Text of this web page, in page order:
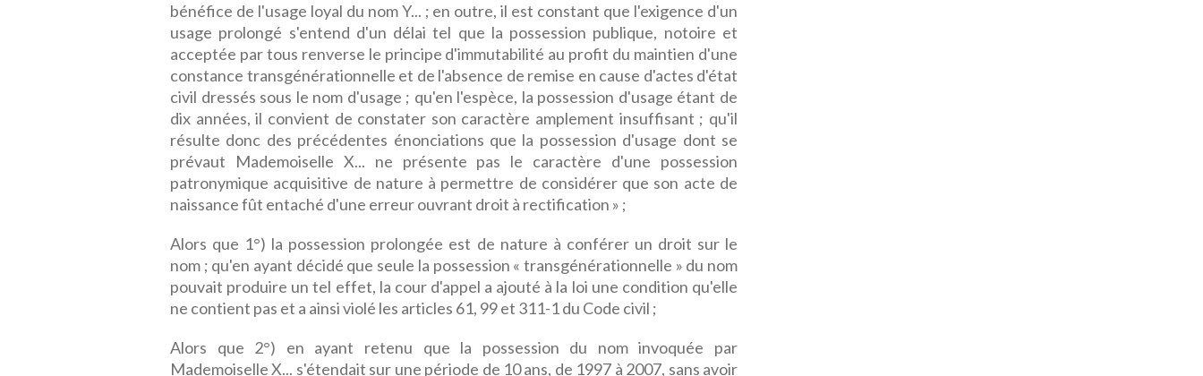
bénéfice de l'usage loyal du nom Y... ; en outre, il est constant que l'exigence d'un
usage prolongé s'entend d'un délai tel que la possession publique, notoire et
acceptée par tous renverse le principe d'immutabilité au profit du maintien d'une
constance transgénérationnelle et de l'absence de remise en cause d'actes d'état
civil dressés sous le nom d'usage ; qu'en l'espèce, la possession d'usage étant de
dix années, il convient de constater son caractère amplement insuffisant ; qu'il
résulte donc des précédentes énonciations que la possession d'usage dont se
prévaut Mademoiselle X... ne présente pas le caractère d'une possession
patronymique acquisitive de nature à permettre de considérer que son acte de
naissance fût entaché d'une erreur ouvrant droit à rectification » ;
Alors que 1°) la possession prolongée est de nature à conférer un droit sur le
nom ; qu'en ayant décidé que seule la possession « transgénérationnelle » du nom
pouvait produire un tel effet, la cour d'appel a ajouté à la loi une condition qu'elle
ne contient pas et a ainsi violé les articles 61, 99 et 311-1 du Code civil ;
Alors que 2°) en ayant retenu que la possession du nom invoquée par
Mademoiselle X... s'étendait sur une période de 10 ans, de 1997 à 2007, sans avoir